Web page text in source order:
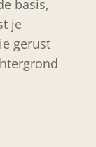
basis,
je
gerust